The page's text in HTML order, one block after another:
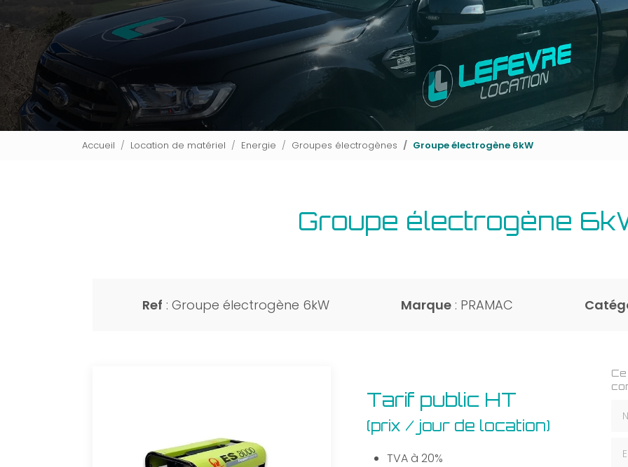
Accueil Location de matériel Energie Groupes électrogènes Groupe électrogène 6kW
Groupe électrogène
Ref : Groupe électrogène 6kW Marque : PRAMAC
Tarif
public
HT
Tarif public HT
(prix / jour de location)
TVA à 20%